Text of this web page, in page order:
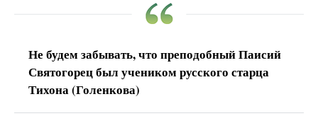
Не будем забывать, что преподобный Паисий
Святогорец был учеником русского старца
Тихона (Голенкова)